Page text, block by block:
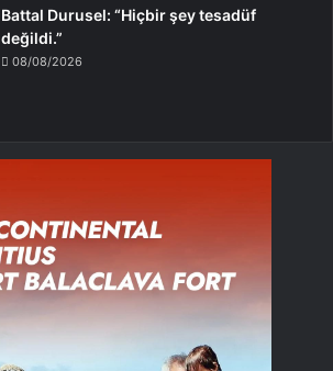
Battal Durusel: “Hiçbir şey tesadüf
değildi.”
08/08/2026